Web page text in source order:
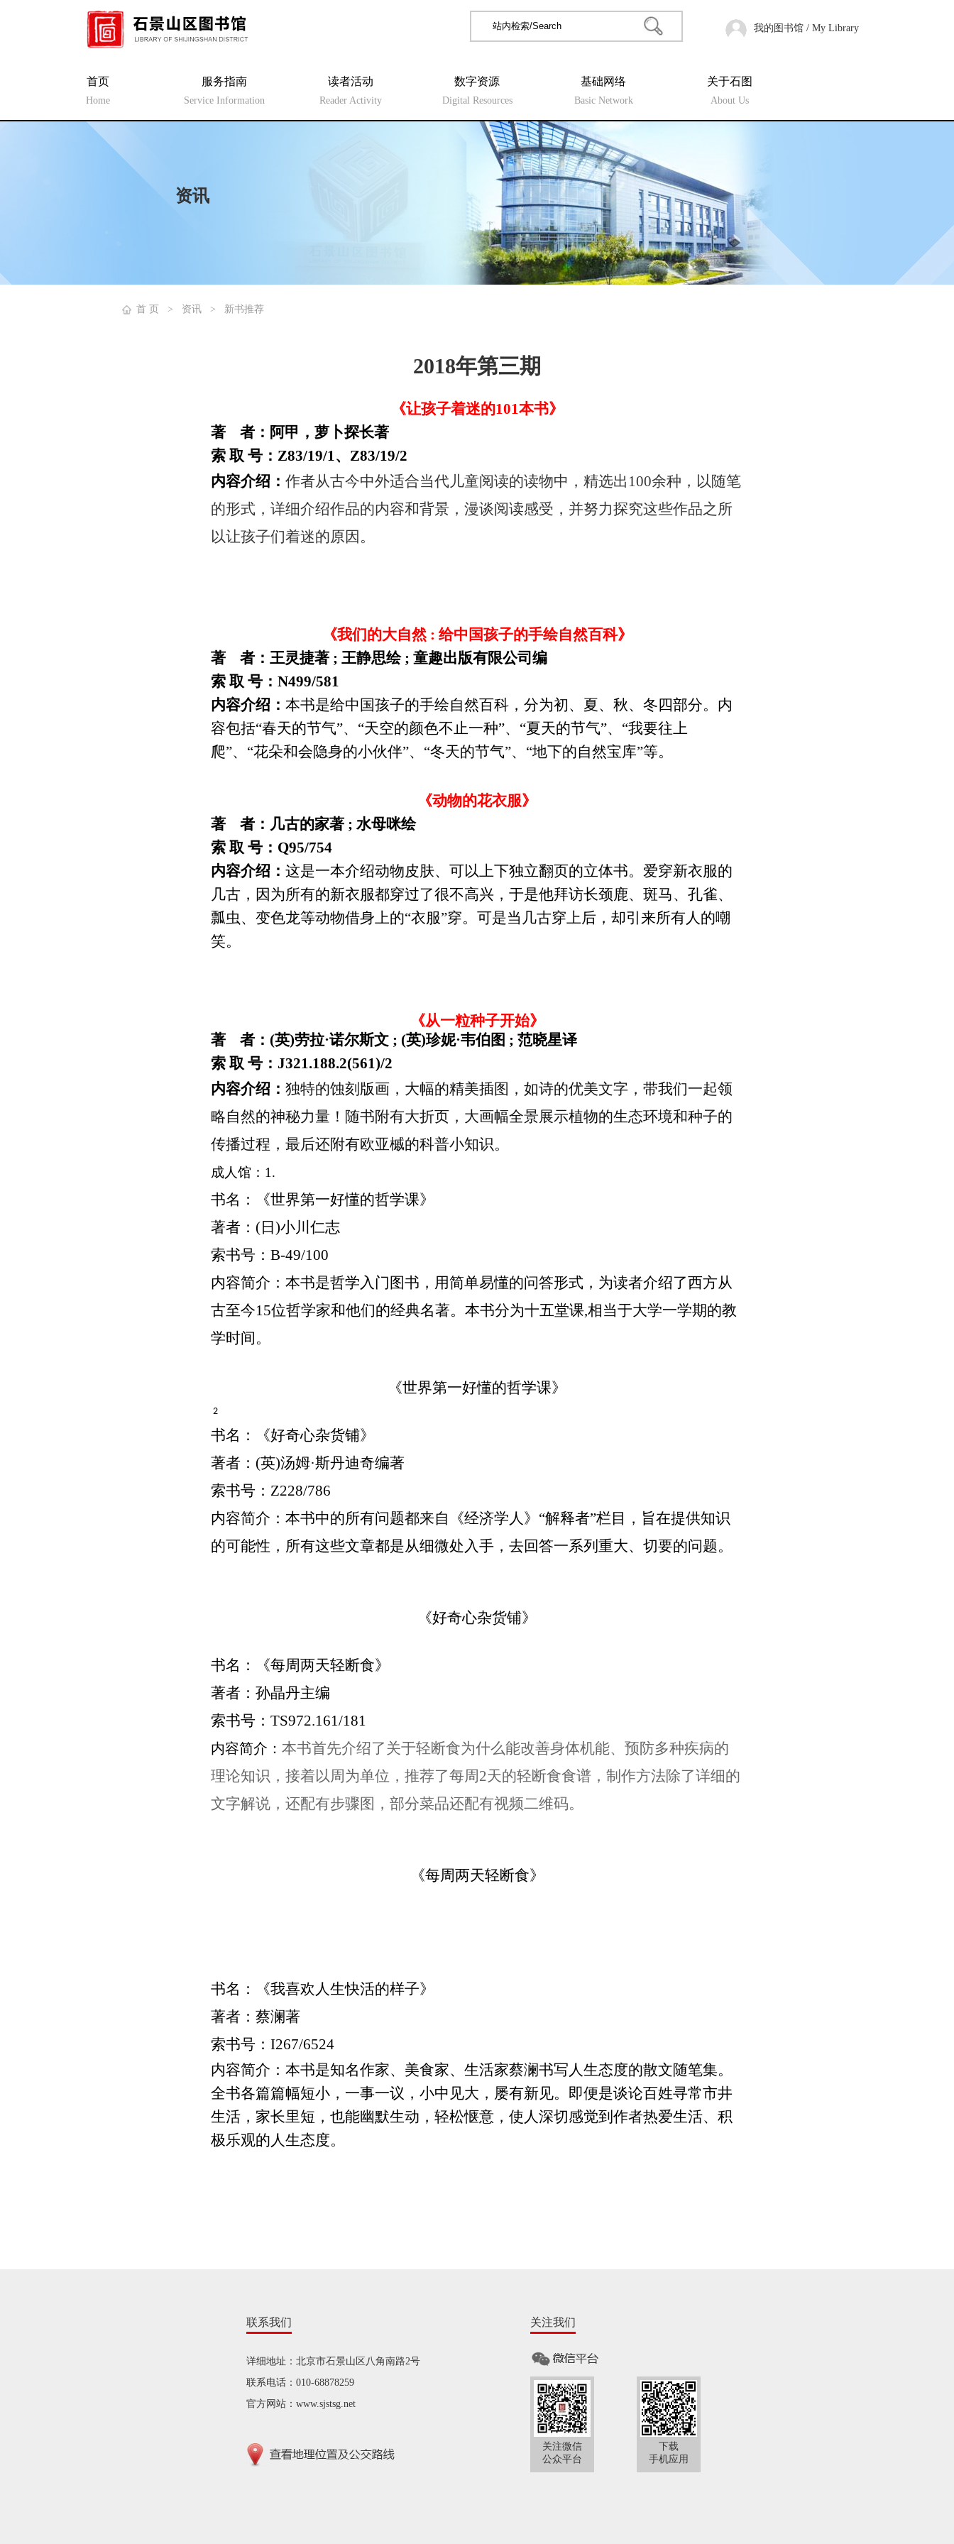
我的图书馆 / My Library
首页
Home
服务指南
Service Information
读者活动
Reader Activity
数字资源
Digital Resources
基础网络
Basic Network
关于石图
About Us
资讯
首 页 > 资讯 > 新书推荐
2018年第三期
《让孩子着迷的101本书》
著 者：阿甲，萝卜探长著
索 取 号：Z83/19/1、Z83/19/2
内容介绍： 作者从古今中外适合当代儿童阅读的读物中，精选出100余种，以随笔
的形式，详细介绍作品的内容和背景，漫谈阅读感受，并努力探究这些作品之所
以让孩子们着迷的原因。
《我们的大自然 : 给中国孩子的手绘自然百科》
著 者：王灵捷著 ; 王静思绘 ; 童趣出版有限公司编
索 取 号：N499/581
内容介绍： 本书是给中国孩子的手绘自然百科，分为初、夏、秋、冬四部分。内
容包括“春天的节气”、“天空的颜色不止一种”、“夏天的节气”、“我要往上
爬”、“花朵和会隐身的小伙伴”、“冬天的节气”、“地下的自然宝库”等。
《动物的花衣服》
著 者：几古的家著 ; 水母咪绘
索 取 号：Q95/754
内容介绍： 这是一本介绍动物皮肤、可以上下独立翻页的立体书。爱穿新衣服的
几古，因为所有的新衣服都穿过了很不高兴，于是他拜访长颈鹿、斑马、孔雀、
瓢虫、变色龙等动物借身上的“衣服”穿。可是当几古穿上后，却引来所有人的嘲
笑。
《从一粒种子开始》
著 者：(英)劳拉·诺尔斯文 ; (英)珍妮·韦伯图 ; 范晓星译
索 取 号：J321.188.2(561)/2
内容介绍： 独特的蚀刻版画，大幅的精美插图，如诗的优美文字，带我们一起领
略自然的神秘力量！随书附有大折页，大画幅全景展示植物的生态环境和种子的
传播过程，最后还附有欧亚槭的科普小知识。
成人馆：1.
书名：《世界第一好懂的哲学课》
著者：(日)小川仁志
索书号： B-49/100
内容简介：本书是哲学入门图书，用简单易懂的问答形式，为读者介绍了西方从
古至今15位哲学家和他们的经典名著。本书分为十五堂课,相当于大学一学期的教
学时间。
《世界第一好懂的哲学课》
2
书名：《好奇心杂货铺》
著者：(英)汤姆·斯丹迪奇编著
索书号： Z228/786
内容简介：本书中的所有问题都来自《经济学人》“解释者”栏目，旨在提供知识
的可能性，所有这些文章都是从细微处入手，去回答一系列重大、切要的问题。
《好奇心杂货铺》
书名：《每周两天轻断食》
著者：孙晶丹主编
索书号： TS972.161/181
内容简介： 本书首先介绍了关于轻断食为什么能改善身体机能、预防多种疾病的
理论知识，接着以周为单位，推荐了每周2天的轻断食食谱，制作方法除了详细的
文字解说，还配有步骤图，部分菜品还配有视频二维码。
《每周两天轻断食》
书名：《我喜欢人生快活的样子》
著者：蔡澜著
索书号： I267/6524
内容简介： 本书是知名作家、美食家、生活家蔡澜书写人生态度的散文随笔集。
全书各篇篇幅短小，一事一议，小中见大，屡有新见。即便是谈论百姓寻常市井
生活，家长里短，也能幽默生动，轻松惬意，使人深切感觉到作者热爱生活、积
极乐观的人生态度。
联系我们
详细地址：北京市石景山区八角南路2号
联系电话：010-68878259
官方网站：www.sjstsg.net
关注我们
下载
手机应用
关注微信
公众平台